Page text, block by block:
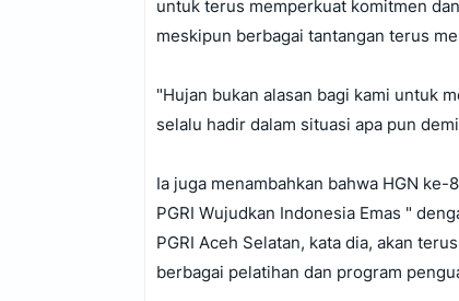
untuk terus memperkuat komitmen
meskipun berbagai tantangan terus
"Hujan bukan alasan bagi kami untuk
selalu hadir dalam situasi apa pun
Ia juga menambahkan bahwa HGN
PGRI Wujudkan Indonesia Emas "
PGRI Aceh Selatan, kata dia, akan
berbagai pelatihan dan program